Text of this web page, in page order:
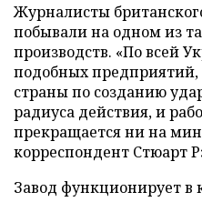
Журналисты
побывали на одном из
производств. «По всей
подобных предприятий,
страны по созданию
радиуса действия, и
прекращается ни на
корреспондент Стюарт
Завод функционирует в